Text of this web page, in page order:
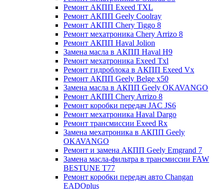
Ремонт АКПП Exeed TXL
Ремонт АКПП Geely Coolray
Ремонт АКПП Chery Tiggo 8
Ремонт мехатроника Chery Arrizo 8
Ремонт АКПП Haval Jolion
Замена масла в АКПП Haval H9
Ремонт мехатроника Exeed Txl
Ремонт гидроблока в АКПП Exeed Vx
Ремонт АКПП Geely Belge x50
Замена масла в АКПП Geely OKAVANGO
Ремонт АКПП Chery Arrizo 8
Ремонт коробки передач JAC JS6
Ремонт мехатроника Haval Dargo
Ремонт трансмиссии Exeed Rx
Замена мехатроника в АКПП Geely
OKAVANGO
Ремонт и замена АКПП Geely Emgrand 7
Замена масла-фильтра в трансмиссии FAW
BESTUNE T77
Ремонт коробки передач авто Changan
EADOplus